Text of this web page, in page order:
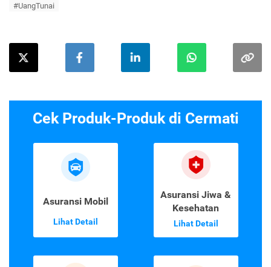
#UangTunai
Cek Produk-Produk di Cermati
Asuransi Mobil
Lihat Detail
Asuransi Jiwa &
Kesehatan
Lihat Detail